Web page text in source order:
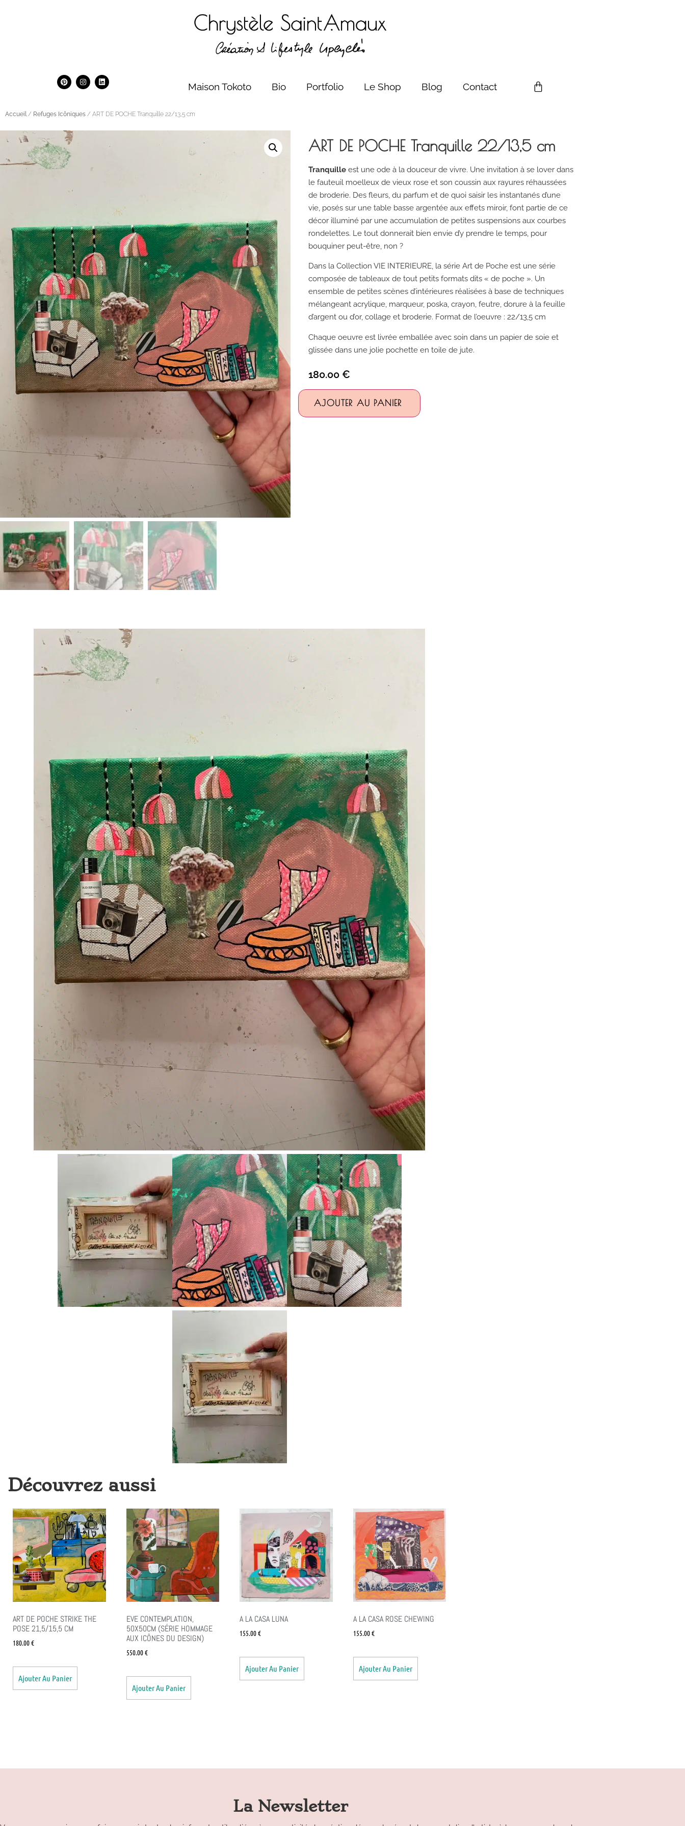
Maison Tokoto Bio Portfolio Le Shop Blog Contact
Accueil / Refuges Icôniques / ART DE POCHE Tranquille 22/13,5 cm
ART DE POCHE Tranquille 22/13,5 cm
Tranquille est une ode à la douceur de vivre. Une invitation à se lover dans
le fauteuil moelleux de vieux rose et son coussin aux rayures réhaussées
de broderie. Des fleurs, du parfum et de quoi saisir les instantanés d’une
vie, posés sur une table basse argentée aux effets miroir, font partie de ce
décor illuminé par une accumulation de petites suspensions aux courbes
rondelettes. Le tout donnerait bien envie d’y prendre le temps, pour
bouquiner peut-être, non ?
Dans la Collection VIE INTERIEURE, la série Art de Poche est une série
composée de tableaux de tout petits formats dits « de poche ». Un
ensemble de petites scènes d’intérieures réalisées à base de techniques
mélangeant acrylique, marqueur, poska, crayon, feutre, dorure à la feuille
d’argent ou d’or, collage et broderie. Format de l’oeuvre : 22/13,5 cm
Chaque oeuvre est livrée emballée avec soin dans un papier de soie et
glissée dans une jolie pochette en toile de jute.
180.00 €
AJOUTER AU PANIER
Alternative:
Découvrez aussi
ART DE POCHE STRIKE THE
POSE 21,5/15,5 CM
180.00€
Ajouter Au Panier
EVE CONTEMPLATION,
50X50CM (SÉRIE HOMMAGE
AUX ICÔNES DU DESIGN)
550.00€
Ajouter Au Panier
A LA CASA LUNA
155.00€
Ajouter Au Panier
A LA CASA ROSE CHEWING
155.00€
Ajouter Au Panier
La Newsletter